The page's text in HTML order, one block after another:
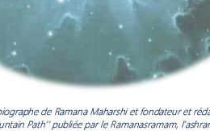
de Ramana Maharshi et fondateur et
Path’’ publiée par le Ramanasramam,